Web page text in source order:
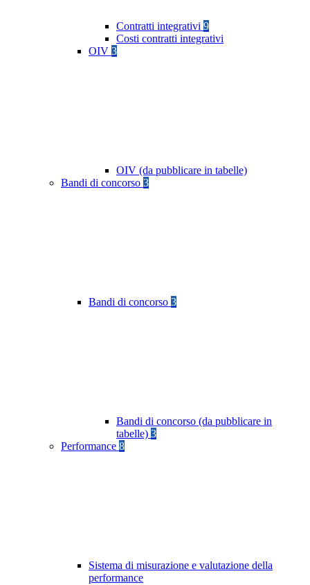
Contratti integrativi 9
Costi contratti integrativi
OIV 3
OIV (da pubblicare in tabelle)
Bandi di concorso 3
Bandi di concorso 3
Bandi di concorso (da pubblicare in
tabelle) 3
Performance 8
Sistema di misurazione e valutazione della
performance